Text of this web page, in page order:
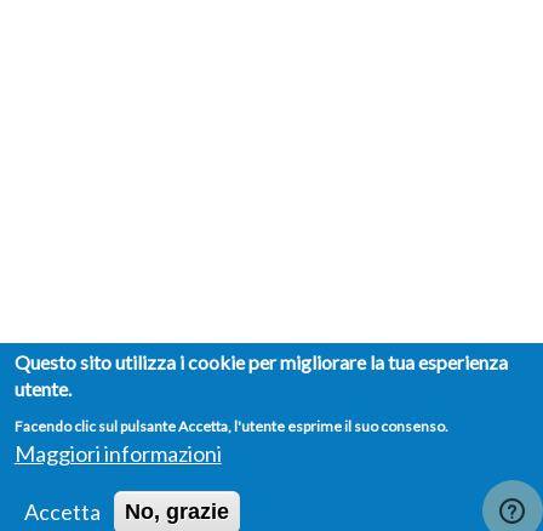
Questo sito utilizza i cookie per migliorare la tua esperienza
utente.
Facendo clic sul pulsante Accetta, l'utente esprime il suo consenso.
Maggiori informazioni
Accetta No, grazie